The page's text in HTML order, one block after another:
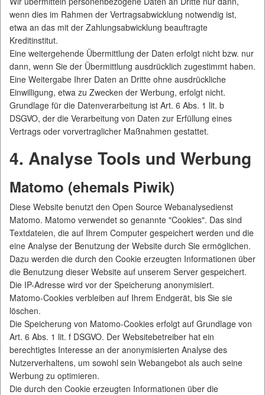
wenn dies im Rahmen der Vertragsabwicklung notwendig ist,
etwa an das mit der Zahlungsabwicklung beauftragte
Kreditinstitut.
Eine weitergehende Übermittlung der Daten erfolgt nicht bzw. nur
dann, wenn Sie der Übermittlung ausdrücklich zugestimmt haben.
Eine Weitergabe Ihrer Daten an Dritte ohne ausdrückliche
Einwilligung, etwa zu Zwecken der Werbung, erfolgt nicht.
Grundlage für die Datenverarbeitung ist Art. 6 Abs. 1 lit. b
DSGVO, der die Verarbeitung von Daten zur Erfüllung eines
Vertrags oder vorvertraglicher Maßnahmen gestattet.
4. Analyse Tools und Werbung
Matomo (ehemals Piwik)
Diese Website benutzt den Open Source Webanalysedienst
Matomo. Matomo verwendet so genannte "Cookies". Das sind
Textdateien, die auf Ihrem Computer gespeichert werden und die
eine Analyse der Benutzung der Website durch Sie ermöglichen.
Dazu werden die durch den Cookie erzeugten Informationen über
die Benutzung dieser Website auf unserem Server gespeichert.
Die IP-Adresse wird vor der Speicherung anonymisiert.
Matomo-Cookies verbleiben auf Ihrem Endgerät, bis Sie sie
löschen.
Die Speicherung von Matomo-Cookies erfolgt auf Grundlage von
Art. 6 Abs. 1 lit. f DSGVO. Der Websitebetreiber hat ein
berechtigtes Interesse an der anonymisierten Analyse des
Nutzerverhaltens, um sowohl sein Webangebot als auch seine
Werbung zu optimieren.
Die durch den Cookie erzeugten Informationen über die